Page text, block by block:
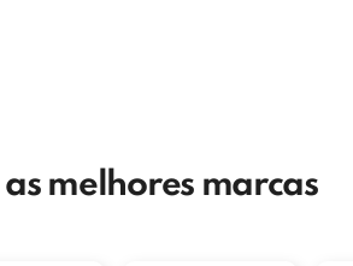
melhores marcas